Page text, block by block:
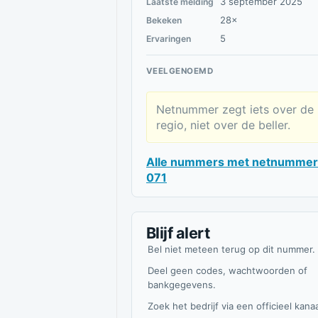
Bekeken 28×
Ervaringen 5
VEELGENOEMD
Netnummer zegt iets over de
regio, niet over de beller.
Alle nummers met netnummer
071
Blijf alert
Bel niet meteen terug op dit nummer.
Deel geen codes, wachtwoorden of
bankgegevens.
Zoek het bedrijf via een officieel